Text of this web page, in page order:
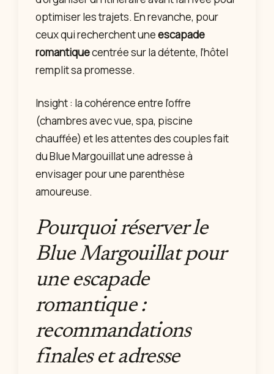
optimiser les trajets. En revanche, pour
ceux qui recherchent uneescapade
romantiquecentrée sur la détente, l’hôtel
remplit sa promesse.
Insight : la cohérence entre l’offre
(chambres avec vue, spa, piscine
chauffée) et les attentes des couples fait
du Blue Margouillat une adresse à
envisager pour une parenthèse
amoureuse.
Pourquoi réserver le
Blue Margouillat pour
une escapade
romantique :
recommandations
finales et adresse